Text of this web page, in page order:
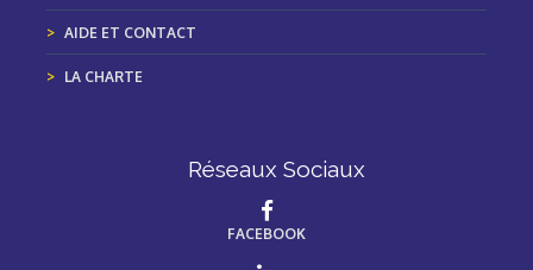
AIDE ET CONTACT
LA CHARTE
Réseaux Sociaux
FACEBOOK